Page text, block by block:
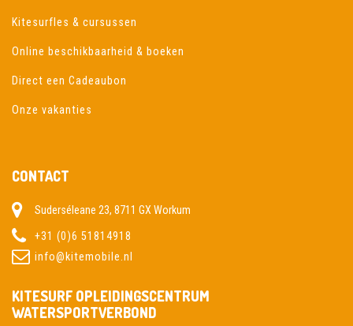
Kitesurfles & cursussen
Online beschikbaarheid & boeken
Direct een Cadeaubon
Onze vakanties
CONTACT
Suderséleane 23, 8711 GX Workum
+31 (0)6 51814918
info@kitemobile.nl
KITESURF OPLEIDINGSCENTRUM
WATERSPORTVERBOND